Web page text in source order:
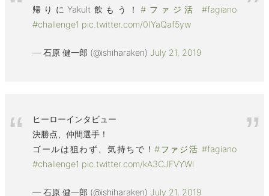
帰りにYakult飲もう！#ファジ活
#fagiano
#challenge1 pic.twitter.com/0IYaQaf5yw
— 石原 健一郎 (@ishiharaken)July 21, 2019
ヒーローインタビュー
決勝点、仲間選手！
ゴールは狙わず、気持ちで！#ファジ活 #fagiano
#challenge1 pic.twitter.com/kA3CJFVYWl
— 石原 健一郎 (@ishiharaken)July 21, 2019